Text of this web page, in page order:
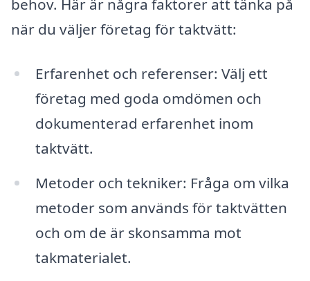
behov. Här är några faktorer att tänka på
när du väljer företag för taktvätt:
Erfarenhet och referenser: Välj ett
företag med goda omdömen och
dokumenterad erfarenhet inom
taktvätt.
Metoder och tekniker: Fråga om vilka
metoder som används för taktvätten
och om de är skonsamma mot
takmaterialet.